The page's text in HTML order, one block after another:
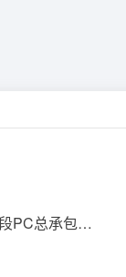
中国电建山东电建公司金川30万千瓦风电项目工程项目甘肃腾格里新能源基地金川区30万千瓦风电项目工程二标段PC总承包项目